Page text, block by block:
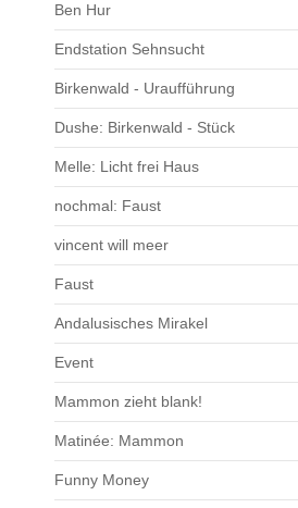
Ben Hur
Endstation Sehnsucht
Birkenwald - Uraufführung
Dushe: Birkenwald - Stück
Melle: Licht frei Haus
nochmal: Faust
vincent will meer
Faust
Andalusisches Mirakel
Event
Mammon zieht blank!
Matinée: Mammon
Funny Money